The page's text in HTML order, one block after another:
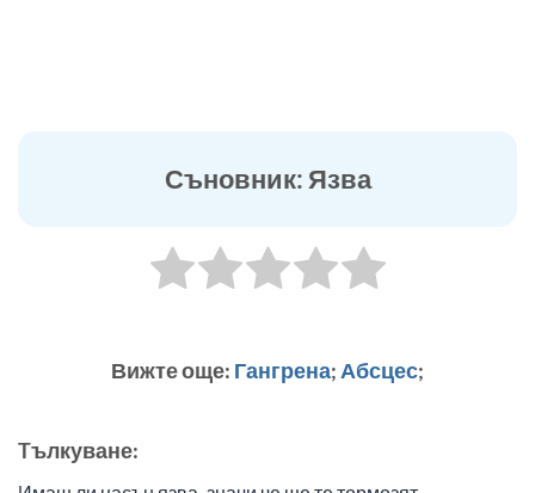
Съновник: Язва
Вижте още: Гангрена; Абсцес;
Tълкуване: